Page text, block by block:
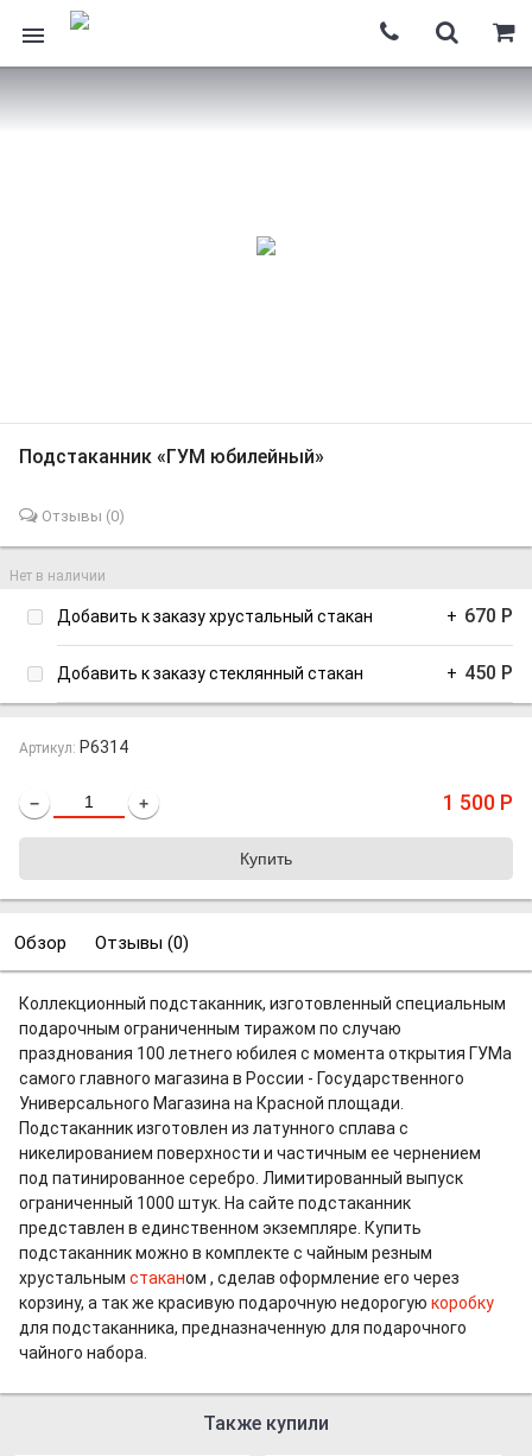
Подстаканник «ГУМ юбилейный»
Отзывы (0)
Нет в наличии
Добавить к заказу хрустальный стакан + 670 Р
Добавить к заказу стеклянный стакан + 450 Р
Артикул: P6314
− + 1 500 Р
Обзор Отзывы (0)
Коллекционный подстаканник, изготовленный специальным
подарочным ограниченным тиражом по случаю
празднования 100 летнего юбилея с момента открытия ГУМа
самого главного магазина в России - Государственного
Универсального Магазина на Красной площади.
Подстаканник изготовлен из латунного сплава с
никелированием поверхности и частичным ее чернением
под патинированное серебро. Лимитированный выпуск
ограниченный 1000 штук. На сайте подстаканник
представлен в единственном экземпляре. Купить
подстаканник можно в комплекте с чайным резным
хрустальным стаканом , сделав оформление его через
корзину, а так же красивую подарочную недорогую коробку
для подстаканника, предназначенную для подарочного
чайного набора.
Также купили